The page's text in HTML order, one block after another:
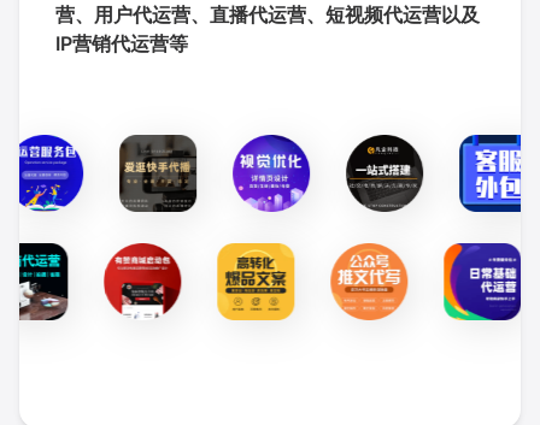
营、用户代运营、直播代运营、短视频代运营以及
IP营销代运营等